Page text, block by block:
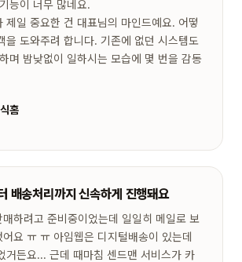
기능이 너무 많네요.
제일 중요한 건 대표님의 마인드예요. 어떻
번을 감동
홈
배송처리까지 신속하게 진행돼요
매하려고 준비중이었는데 일일히 메일로 보
센드맨 서비스가 카